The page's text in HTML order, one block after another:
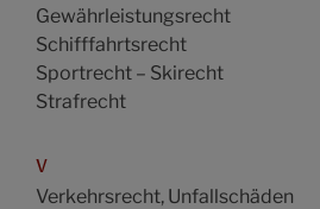
Gewährleistungsrecht
Schifffahrtsrecht
Sportrecht – Skirecht
Strafrecht
V
Verkehrsrecht, Unfallschäden